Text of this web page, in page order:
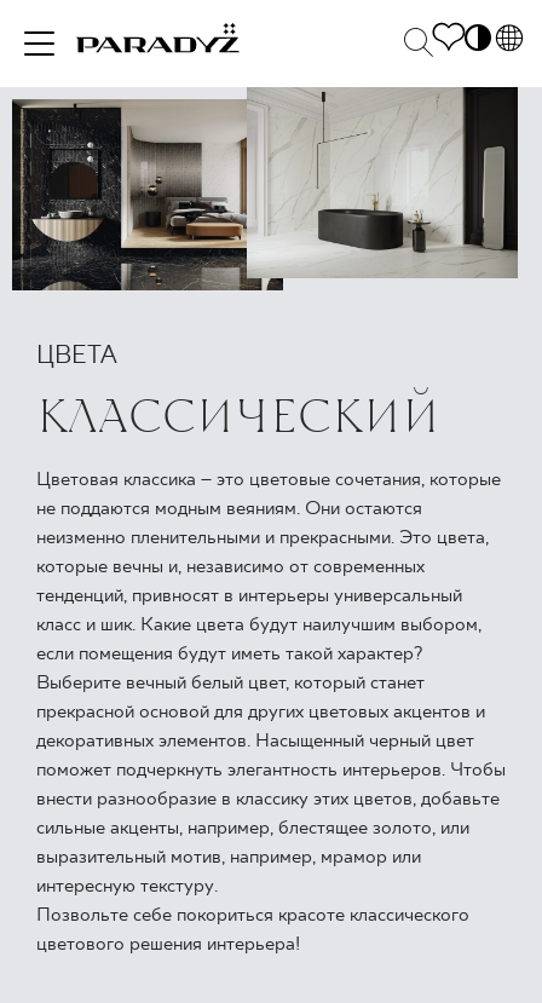
SK
DE
RU
ВДОХНОВЕНИЯ
ПРОДУКЦИЯ
КОЛЛЕКЦИИ
ДЛЯ БИЗНЕСА
ГДЕ КУПИТЬ
О НАС
МОЙ ПРОФИЛЬ
КОНТАКТ
PL EN SK DE UK RU
КЛАССИЧЕСКИЙ
ЦВЕТА
Цветовая классика – это цветовые сочетания, которые
не поддаются модным веяниям. Они остаются
неизменно пленительными и прекрасными. Это цвета,
которые вечны и, независимо от современных
тенденций, привносят в интерьеры универсальный
класс и шик. Какие цвета будут наилучшим выбором,
если помещения будут иметь такой характер?
Выберите вечный белый цвет, который станет
прекрасной основой для других цветовых акцентов и
декоративных элементов. Насыщенный черный цвет
поможет подчеркнуть элегантность интерьеров. Чтобы
внести разнообразие в классику этих цветов, добавьте
сильные акценты, например, блестящее золото, или
выразительный мотив, например, мрамор или
интересную текстуру.
Позвольте себе покориться красоте классического
цветового решения интерьера!